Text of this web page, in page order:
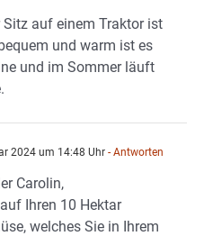
Sitz auf einem Traktor ist
und warm ist es
und im Sommer läuft
2024 um 14:48 Uhr - Antworten
Carolin,
Ihren 10 Hektar
welches Sie in Ihrem